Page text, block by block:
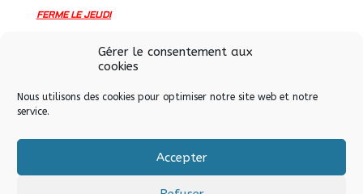
Gérer le consentement aux
cookies
Nous utilisons des cookies pour optimiser notre site web et notre
service.
Accepter
FERME LE JEUDI
de 9h à 12h00 et de 14h00 à 17h00
Tous droits réservés © Allo Informatique eurl – Soultz-sous-
Forêts – 2024